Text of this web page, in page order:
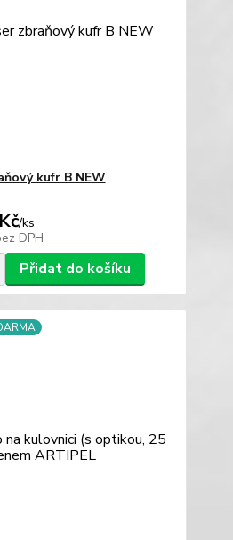
kufr B NEW
/ks
DPH
Přidat do košíku